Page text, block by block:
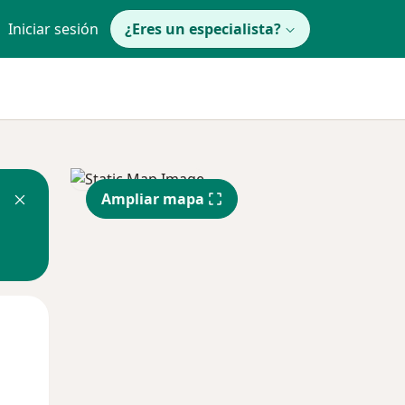
Iniciar sesión ¿Eres un especialista?
Ampliar mapa